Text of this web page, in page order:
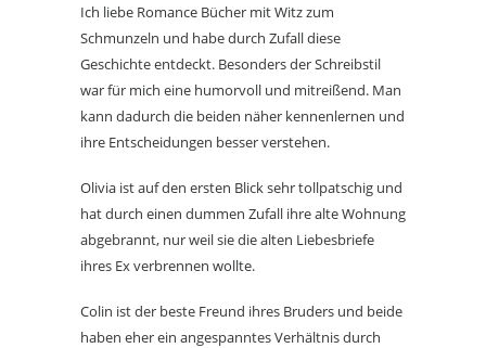
Ich liebe Romance Bücher mit Witz zum
Schmunzeln und habe durch Zufall diese
Geschichte entdeckt. Besonders der Schreibstil
war für mich eine humorvoll und mitreißend. Man
kann dadurch die beiden näher kennenlernen und
ihre Entscheidungen besser verstehen.
Olivia ist auf den ersten Blick sehr tollpatschig und
hat durch einen dummen Zufall ihre alte Wohnung
abgebrannt, nur weil sie die alten Liebesbriefe
ihres Ex verbrennen wollte.
Colin ist der beste Freund ihres Bruders und beide
haben eher ein angespanntes Verhältnis durch